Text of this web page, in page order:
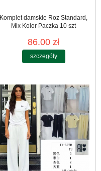
Komplet damskie Roz Standard,
Mix Kolor Paczka 10 szt
86.00 zł
szczegóły